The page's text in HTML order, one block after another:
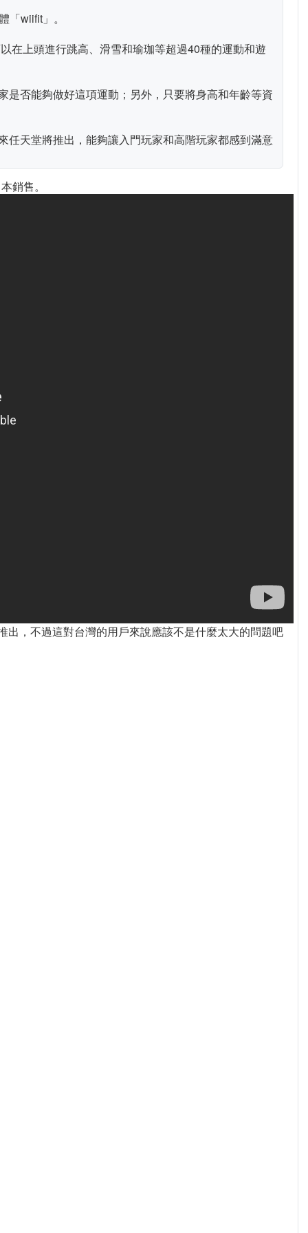
wiifit」。
在上頭進行跳高、滑雪和瑜珈等超過40種的運動和遊
否能夠做好這項運動；另外，只要將身高和年齡等資
天堂將推出，能夠讓入門玩家和高階玩家都感到滿意
銷售。
，不過這對台灣的用戶來說應該不是什麼太大的問題吧